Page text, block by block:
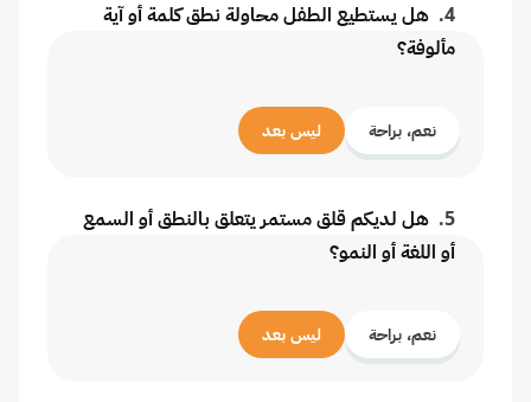
4
. هل يستطيع الطفل محاولة نطق كلمة أو آية
مألوفة؟
نعم، براحة ليس بعد
5
. هل لديكم قلق مستمر يتعلق بالنطق أو السمع
أو اللغة أو النمو؟
نعم، براحة ليس بعد